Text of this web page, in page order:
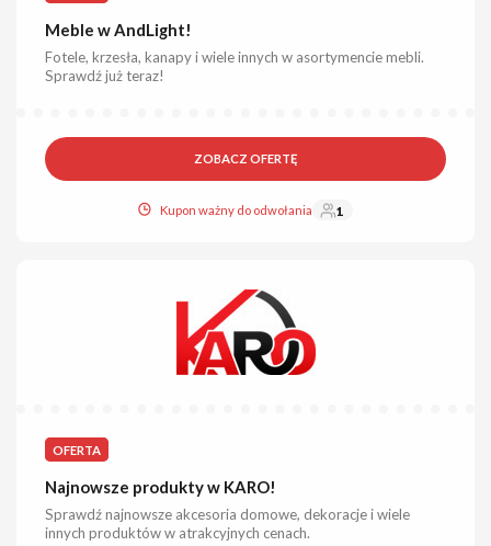
Meble w AndLight!
Fotele, krzesła, kanapy i wiele innych w asortymencie mebli.
Sprawdź już teraz!
ZOBACZ OFERTĘ
Kupon ważny do odwołania 1
OFERTA
Najnowsze produkty w KARO!
Sprawdź najnowsze akcesoria domowe, dekoracje i wiele
innych produktów w atrakcyjnych cenach.